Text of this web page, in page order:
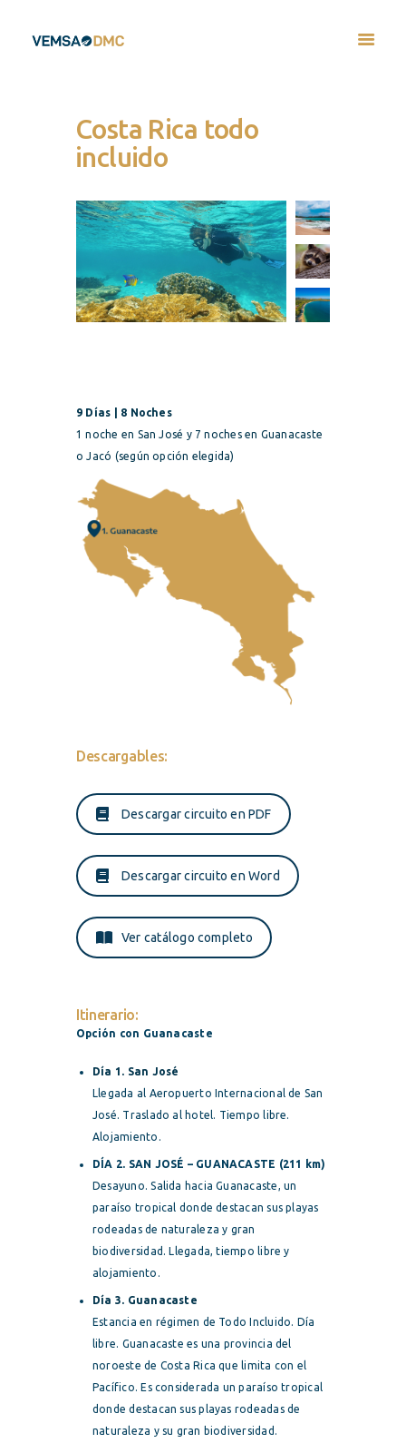
Costa Rica todo
incluido
9 Días | 8 Noches
1 noche en San José y 7 noches en Guanacaste
o Jacó (según opción elegida)
Descargables:
Descargar circuito en PDF
Descargar circuito en Word
Ver catálogo completo
Itinerario:
Opción con Guanacaste
Día 1. San José
Llegada al Aeropuerto Internacional de San
José. Traslado al hotel. Tiempo libre.
Alojamiento.
DÍA 2. SAN JOSÉ – GUANACASTE (211 km)
Desayuno. Salida hacia Guanacaste, un
paraíso tropical donde destacan sus playas
rodeadas de naturaleza y gran
biodiversidad. Llegada, tiempo libre y
alojamiento.
Día 3. Guanacaste
Estancia en régimen de Todo Incluido. Día
libre. Guanacaste es una provincia del
noroeste de Costa Rica que limita con el
Pacífico. Es considerada un paraíso tropical
donde destacan sus playas rodeadas de
naturaleza y su gran biodiversidad.